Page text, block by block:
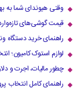
وقتی هیوندای شما به
قیمت گوشی‌های
راهنمای خرید دستگاه
لوازم استوک کامیون؛
چطور مالیات، اجرت و دلار آزاد بر
راهنمای کامل انتخاب